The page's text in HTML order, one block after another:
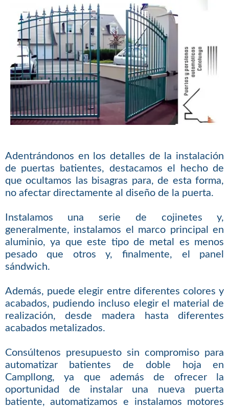
Adentrándonos en los detalles de la instalación
de puertas batientes, destacamos el hecho de
que ocultamos las bisagras para, de esta forma,
no afectar directamente al diseño de la puerta.
Instalamos una serie de cojinetes y,
generalmente, instalamos el marco principal en
aluminio, ya que este tipo de metal es menos
pesado que otros y, finalmente, el panel
sándwich.
Además, puede elegir entre diferentes colores y
acabados, pudiendo incluso elegir el material de
realización, desde madera hasta diferentes
acabados metalizados.
Consúltenos presupuesto sin compromiso para
automatizar batientes de doble hoja en
Campllong, ya que además de ofrecer la
oportunidad de instalar una nueva puerta
batiente, automatizamos e instalamos motores